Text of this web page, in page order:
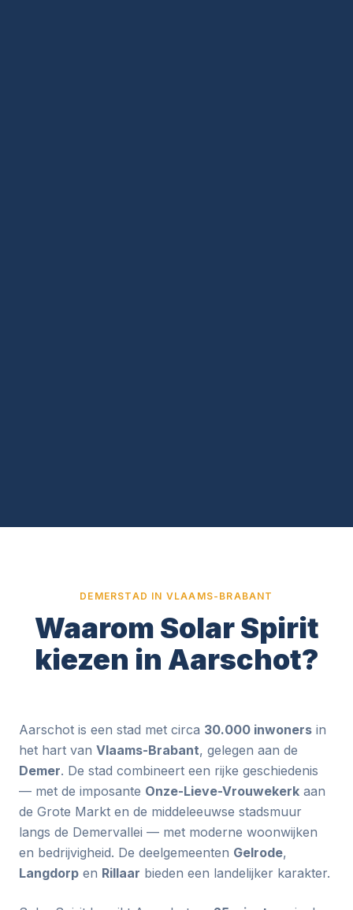
DEMERSTAD IN VLAAMS-BRABANT
Waarom Solar Spirit
kiezen in Aarschot?
Aarschot is een stad met circa 30.000 inwoners in
het hart van Vlaams-Brabant, gelegen aan de
Demer. De stad combineert een rijke geschiedenis
— met de imposante Onze-Lieve-Vrouwekerk aan
de Grote Markt en de middeleeuwse stadsmuur
langs de Demervallei — met moderne woonwijken
en bedrijvigheid. De deelgemeenten Gelrode,
Langdorp en Rillaar bieden een landelijker karakter.